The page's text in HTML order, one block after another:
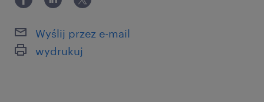
Wyślij przez e-mail
wydrukuj